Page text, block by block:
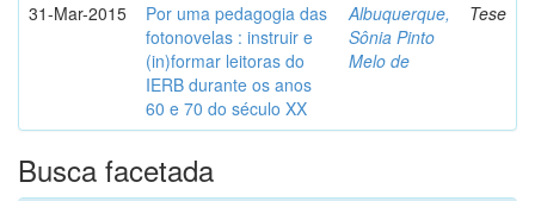
31-Mar-2015
Por uma pedagogia das
fotonovelas : instruir e
(in)formar leitoras do
IERB durante os anos
60 e 70 do século XX
Albuquerque,
Sônia Pinto
Melo de
Tese
Busca facetada